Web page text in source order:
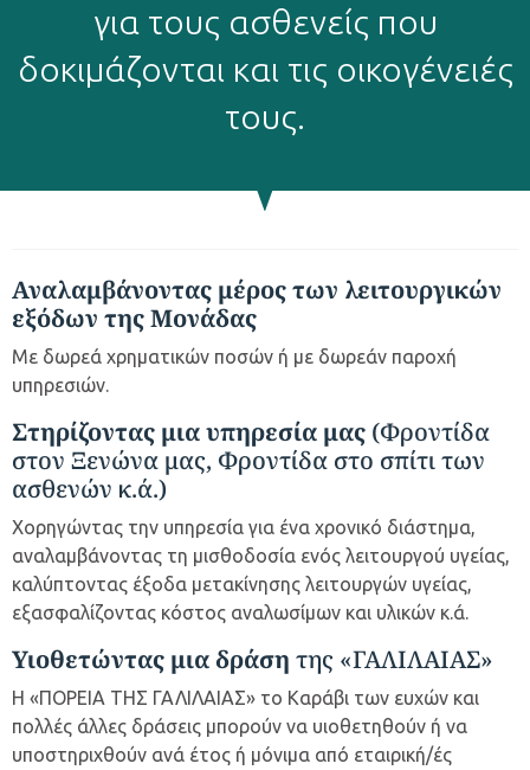
για τους ασθενείς που
δοκιμάζονται και τις οικογένειές
τους.
Αναλαμβάνοντας μέρος των λειτουργικών
εξόδων της Μονάδας
Με δωρεά χρηματικών ποσών ή με δωρεάν παροχή
υπηρεσιών.
Στηρίζοντας μια υπηρεσία μας (Φροντίδα
στον Ξενώνα μας, Φροντίδα στο σπίτι των
ασθενών κ.ά.)
Χορηγώντας την υπηρεσία για ένα χρονικό διάστημα,
αναλαμβάνοντας τη μισθοδοσία ενός λειτουργού υγείας,
καλύπτοντας έξοδα μετακίνησης λειτουργών υγείας,
εξασφαλίζοντας κόστος αναλωσίμων και υλικών κ.ά.
Υιοθετώντας μια δράση της «ΓΑΛΙΛΑΙΑΣ»
Η «ΠΟΡΕΙΑ ΤΗΣ ΓΑΛΙΛΑΙΑΣ» το Καράβι των ευχών και
πολλές άλλες δράσεις μπορούν να υιοθετηθούν ή να
υποστηριχθούν ανά έτος ή μόνιμα από εταιρική/ές